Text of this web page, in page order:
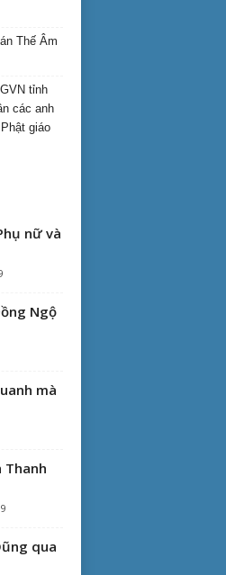
Thế Âm
tỉnh
các anh
giáo
nữ và
Ngộ
mà
Thanh
qua